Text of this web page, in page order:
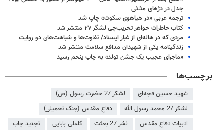
جدل در دژهای مثلثی
ترجمه عربی «در هیاهوی سکوت» چاپ شد
کتاب خاطرات خواهر تخریب‌چی لشگر ۲۷ منتشر شد
مردی که در هاله‌ای از غبار ایستاد/ تفاوت‌ها و شباهت‌های دو روایت
زندگینامه یکی از شهیدان مدافع سلامت منتشر شد
«ماجرای عجیب یک جشن تولد» به چاپ پنجم رسید
برچسب‌ها
شهید حسین قجه‌ای
لشکر 27 حضرت رسول (ص)
لشکر 27 محمد رسول الله
دفاع مقدس (جنگ تحمیلی)
ادبیات دفاع مقدس
نشر 27 بعثت گلعلی بابایی تجدید چاپ